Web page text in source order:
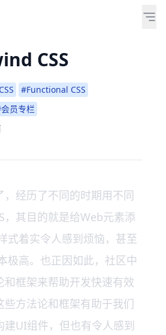
CSS
#Functional CSS
员专栏
，经历了不同的时期用不同
，其目的就是给Web元素添
式着实令人感到烦恼，甚至
极高。也正因如此，社区中
和框架来帮助开发快速有效
些方法论和框架有助于我们
建UI组件，但也有令人感到